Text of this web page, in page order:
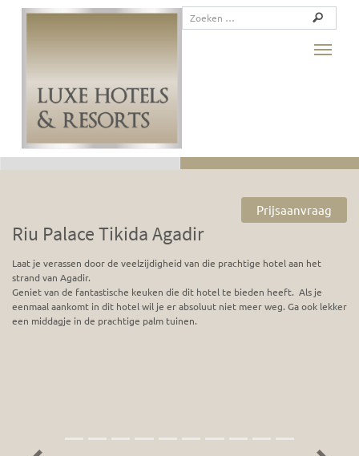
Prijsaanvraag
Riu Palace Tikida Agadir
Laat je verassen door de veelzijdigheid van die prachtige hotel aan het
strand van Agadir.
Geniet van de fantastische keuken die dit hotel te bieden heeft. Als je
eenmaal aankomt in dit hotel wil je er absoluut niet meer weg. Ga ook lekker
een middagje in de prachtige palm tuinen.